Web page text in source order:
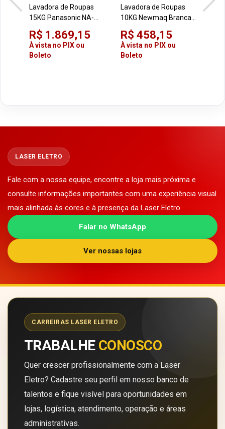
Lavadora de Roupas
15KG Panasonic NA-
F150B1WB Branca
220V Função Vanish
R$ 1.869,15
À vista no PIX ou
Boleto
Lavadora de Roupas
10KG Newmaq Branca
220V 9 Programações
Semi-automática
R$ 458,15
À vista no PIX ou
Boleto
LASER ELETRO
Fale com a nossa equipe, encontre a loja mais próxima e
consulte informações importantes com uma experiência visual
mais alinhada às cores e à presença da Laser Eletro.
Falar no WhatsApp
Ver nossas lojas
CARREIRAS LASER ELETRO
TRABALHE CONOSCO
Quer crescer profissionalmente com a Laser
Eletro? Cadastre seu perfil em nosso banco de
talentos e fique visível para oportunidades em
lojas, logística, atendimento, operação e áreas
administrativas.